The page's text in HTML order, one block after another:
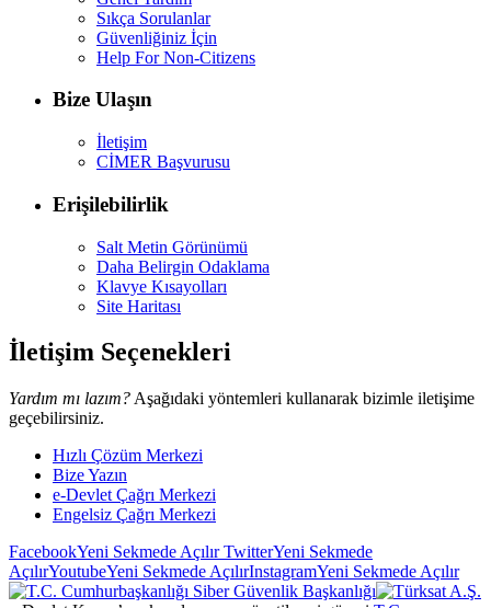
Sıkça Sorulanlar
Güvenliğiniz İçin
Help For Non-Citizens
Bize Ulaşın
İletişim
CİMER Başvurusu
Erişilebilirlik
Salt Metin Görünümü
Daha Belirgin Odaklama
Klavye Kısayolları
Site Haritası
İletişim Seçenekleri
Yardım mı lazım? Aşağıdaki yöntemleri kullanarak bizimle iletişime
geçebilirsiniz.
Hızlı Çözüm Merkezi
Bize Yazın
e-Devlet Çağrı Merkezi
Engelsiz Çağrı Merkezi
FacebookYeni Sekmede AçılırTwitterYeni Sekmede
AçılırYoutubeYeni Sekmede AçılırInstagramYeni Sekmede Açılır